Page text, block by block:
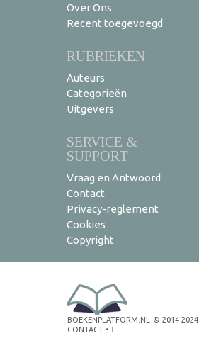
Over Ons
Recent toegevoegd
RUBRIEKEN
Auteurs
Categorieën
Uitgevers
SERVICE &
SUPPORT
Vraag en Antwoord
Contact
Privacy-reglement
Cookies
Copyright
BOEKENPLATFORM.NL © 2014-2024
CONTACT •